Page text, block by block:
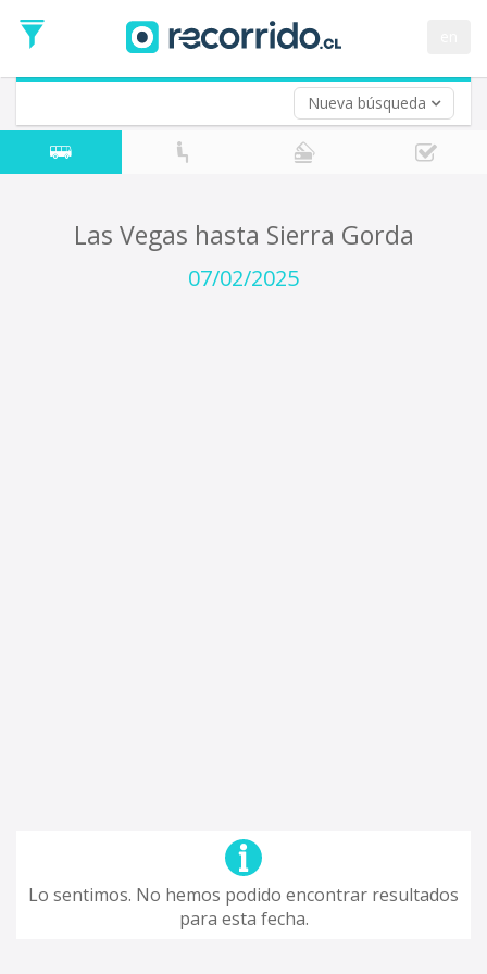
Nueva búsqueda
de
Ida
Vuelta (opcional)
Fecha
de
Las Vegas hasta Sierra Gorda
07/02/2025
Lo sentimos. No hemos podido encontrar resultados
para esta fecha.